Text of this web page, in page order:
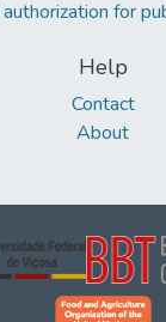
for
Help
Contact
About